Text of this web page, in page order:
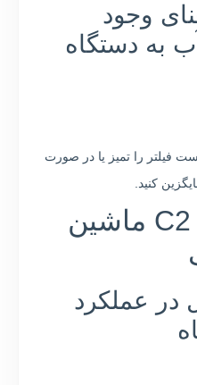
وجود
به دستگاه
فیلتر را تمیز یا در صورت
کنید.
کد خطا و ارور C2 ماشین
در عملکرد